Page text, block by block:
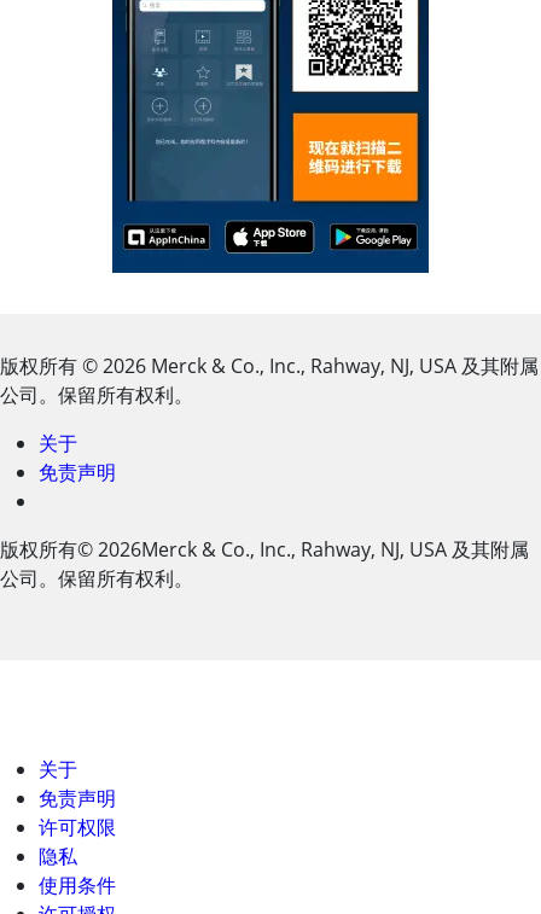
版权所有© 2026 Merck & Co., Inc., Rahway, NJ, USA 及其附属
公司。保留所有权利。
关于
免责声明
版权所有© 2026Merck & Co., Inc., Rahway, NJ, USA 及其附属
公司。保留所有权利。
关于
免责声明
许可权限
隐私
使用条件